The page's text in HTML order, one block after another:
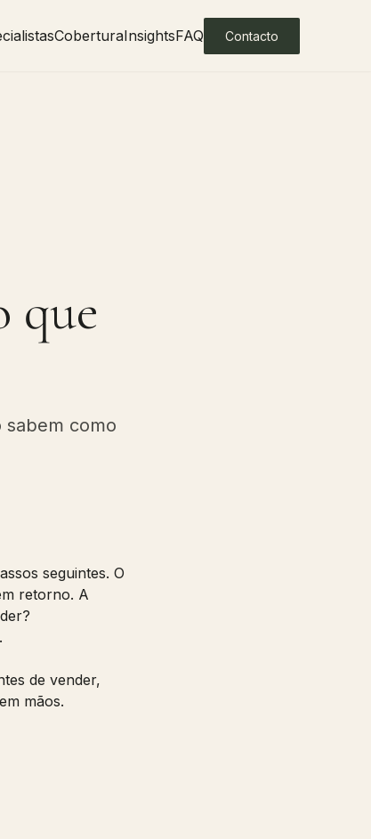
CoberturaInsightsFAQ Contacto
que
sabem como
seguintes. O
retorno. A
de vender,
mãos.